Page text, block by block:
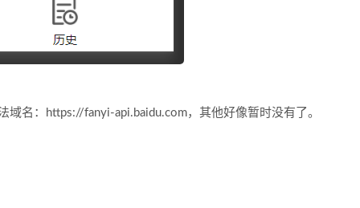
名：https://fanyi-api.baidu.com，其他好像暂时没有了。